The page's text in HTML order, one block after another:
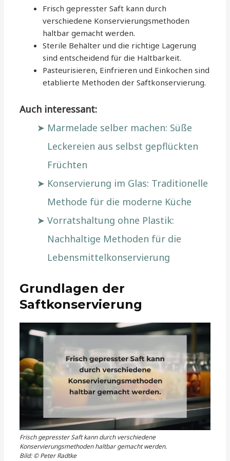
Frisch gepresster Saft kann durch
verschiedene Konservierungsmethoden
haltbar gemacht werden.
Sterile Behälter und die richtige Lagerung
sind entscheidend für die Haltbarkeit.
Pasteurisieren, Einfrieren und Einkochen sind
etablierte Methoden der Saftkonservierung.
Auch interessant:
Marmelade selber machen: Süße
Leckereien aus selbst gepflückten
Früchten
Konservierung im Glas: Traditionelle
Methode für die moderne Küche
Vorratshaltung ohne Plastik:
Nachhaltige Methoden für die
Lebensmittelkonservierung
Grundlagen der
Saftkonservierung
Frisch gepresster Saft kann durch verschiedene
Konservierungsmethoden haltbar gemacht werden.
Bild: © Peter Radtke